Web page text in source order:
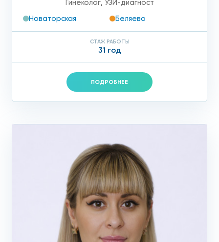
Гинеколог, УЗИ-диагност
Новаторская
Беляево
СТАЖ РАБОТЫ
31 год
ПОДРОБНЕЕ